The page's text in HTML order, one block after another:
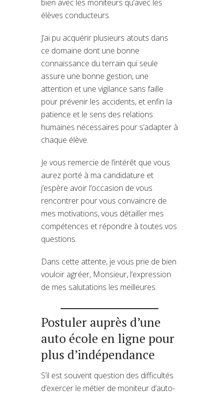
bien avec les moniteurs qu’avec les
élèves conducteurs.
J’ai pu acquérir plusieurs atouts dans
ce domaine dont une bonne
connaissance du terrain qui seule
assure une bonne gestion, une
attention et une vigilance sans faille
pour prévenir les accidents, et enfin la
patience et le sens des relations
humaines nécessaires pour s’adapter à
chaque élève.
Je vous remercie de l’intérêt que vous
aurez porté à ma candidature et
j’espère avoir l’occasion de vous
rencontrer pour vous convaincre de
mes motivations, vous détailler mes
compétences et répondre à toutes vos
questions.
Dans cette attente, je vous prie de bien
vouloir agréer, Monsieur, l’expression
de mes salutations les meilleures.
Postuler auprès d’une
auto école en ligne pour
plus d’indépendance
S’il est souvent question des difficultés
d’exercer le métier de moniteur d’auto-